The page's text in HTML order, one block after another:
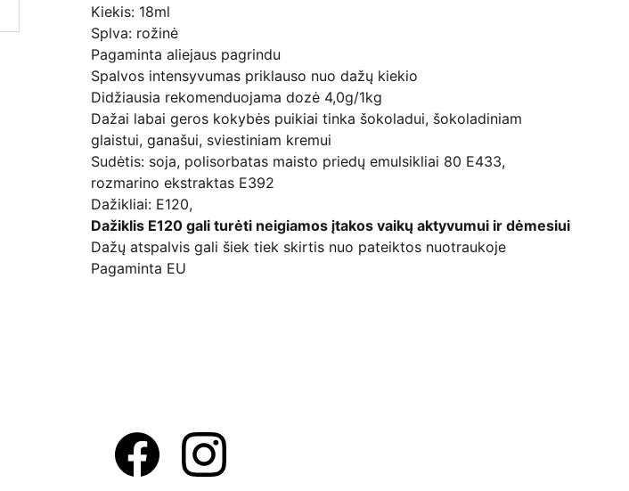
Kiekis: 18ml
Splva: rožinė
Pagaminta aliejaus pagrindu
Spalvos intensyvumas priklauso nuo dažų kiekio
Didžiausia rekomenduojama dozė 4,0g/1kg
Dažai labai geros kokybės puikiai tinka šokoladui, šokoladiniam
glaistui, ganašui, sviestiniam kremui
Sudėtis: soja, polisorbatas maisto priedų emulsikliai 80 E433,
rozmarino ekstraktas E392
Dažikliai: E120,
Dažiklis E120 gali turėti neigiamos įtakos vaikų aktyvumui ir dėmesiui
Dažų atspalvis gali šiek tiek skirtis nuo pateiktos nuotraukoje
Pagaminta EU